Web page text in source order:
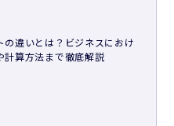
の違いとは？ビジネスにおけ
計算方法まで徹底解説